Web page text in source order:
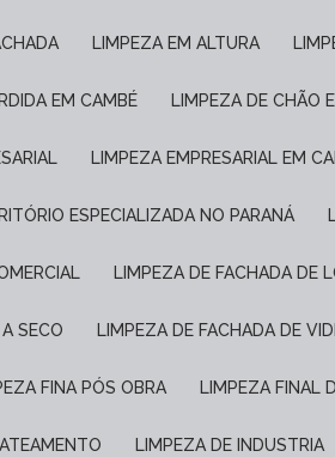
LIMPEZA EM ALTURA
EM CAMBÉ LIMPEZA DE CHÃO
LIMPEZA EMPRESARIAL EM
ESPECIALIZADA NO PARANÁ
LIMPEZA DE FACHADA DE
A SECO LIMPEZA DE FACHADA DE
FINA PÓS OBRA LIMPEZA FINAL
LIMPEZA DE INDUSTRIA